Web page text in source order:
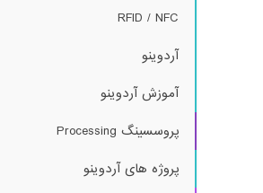
RFID / NFC
آردوینو
آموزش آردوینو
پروسسینگ Processing
پروژه های آردوینو